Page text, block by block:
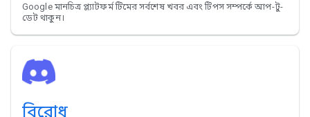
Google মানচিত্র প্ল্যাটফর্ম টিমের সর্বশেষ খবর এবং টিপস সম্পর্কে আপ-টু-
ডেট থাকুন।
বিরোধ